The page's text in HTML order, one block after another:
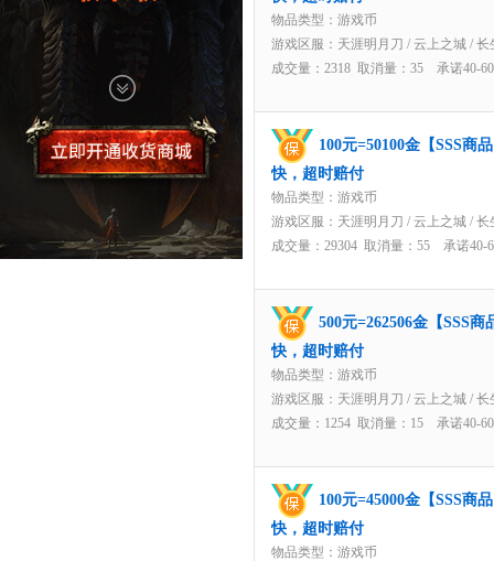
物品类型：游戏币
游戏区服： 天涯明月刀 / 云上之城 / 长
成交量：2318 取消量：35 承诺40-
100元=50100金【SSS商
快，超时赔付
物品类型：游戏币
游戏区服： 天涯明月刀 / 云上之城 / 长
成交量：29304 取消量：55 承诺40-
500元=262506金【SSS
快，超时赔付
物品类型：游戏币
游戏区服： 天涯明月刀 / 云上之城 / 长
成交量：1254 取消量：15 承诺40-
100元=45000金【SSS商
快，超时赔付
物品类型：游戏币